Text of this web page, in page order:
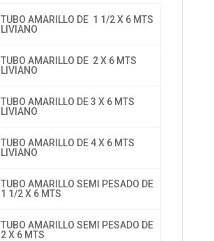
TUBO AMARILLO DE 1 1/2 X 6 MTS
LIVIANO
TUBO AMARILLO DE 2 X 6 MTS
LIVIANO
TUBO AMARILLO DE 3 X 6 MTS
LIVIANO
TUBO AMARILLO DE 4 X 6 MTS
LIVIANO
TUBO AMARILLO SEMI PESADO DE
1 1/2 X 6 MTS
TUBO AMARILLO SEMI PESADO DE
2 X 6 MTS